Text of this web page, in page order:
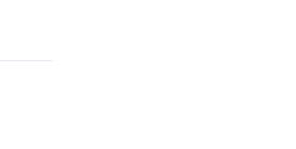
cybercrime en een